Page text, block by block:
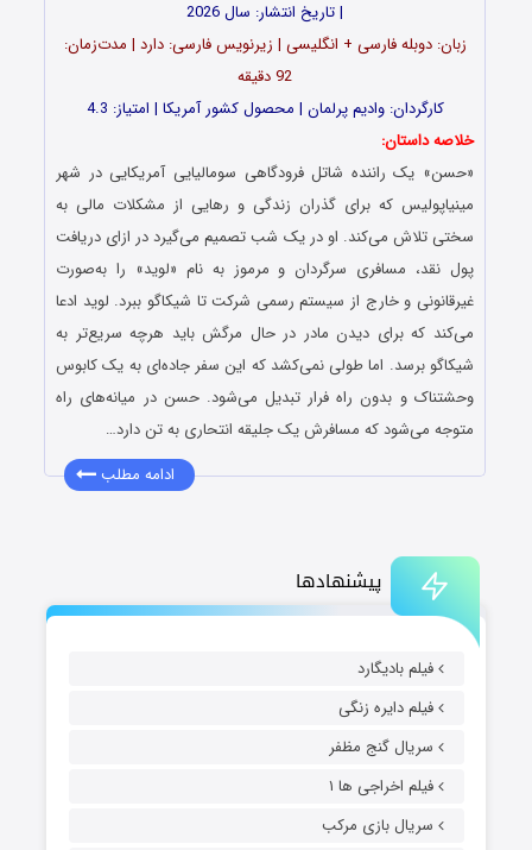
پیشنهادها
فیلم بادیگارد
فیلم دایره زنگی
سریال گنج مظفر
فیلم اخراجی ها ۱
سریال بازی مرکب
| تاریخ انتشار: سال 2026
زبان: دوبله فارسی + انگلیسی | زیرنویس فارسی: دارد | مدت‌زمان:
92 دقیقه
کارگردان: وادیم پرلمان | محصول کشور آمریکا | امتیاز: 4.3
خلاصه داستان:
«حسن» یک راننده شاتل فرودگاهی سومالیایی آمریکایی در شهر
مینیاپولیس که برای گذران زندگی و رهایی از مشکلات مالی به
سختی تلاش می‌کند. او در یک شب تصمیم می‌گیرد در ازای دریافت
پول نقد، مسافری سرگردان و مرموز به نام «لوید» را به‌صورت
غیرقانونی و خارج از سیستم رسمی شرکت تا شیکاگو ببرد. لوید ادعا
می‌کند که برای دیدن مادر در حال مرگش باید هرچه سریع‌تر به
شیکاگو برسد. اما طولی نمی‌کشد که این سفر جاده‌ای به یک کابوس
وحشتناک و بدون راه فرار تبدیل می‌شود. حسن در میانه‌های راه
متوجه می‌شود که مسافرش یک جلیقه انتحاری به تن دارد…
ادامه مطلب